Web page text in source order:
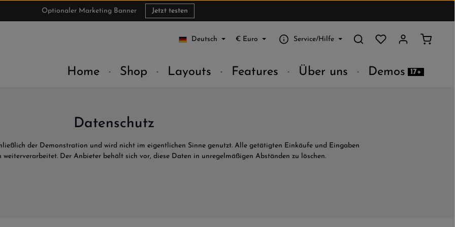
Optionaler Marketing Banner Jetzt testen
Deutsch € Euro Service/Hilfe
Du hast 0 Produkte
Home Shop Layouts Features Über uns Demos 17+
Datenschutz
der Demonstration und wird nicht im eigentlichen Sinne genutzt. Alle getätigten Einkäufe und Eingaben
weiterverarbeitet. Der Anbieter behält sich vor, diese Daten in unregelmäßigen Abständen zu löschen.